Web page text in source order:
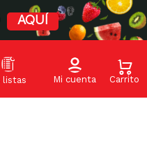
AQUÍ